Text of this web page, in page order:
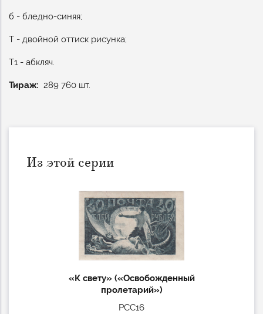
б - бледно-синяя;
Т - двойной оттиск рисунка;
Т1 - абкляч.
Тираж 289 760 шт.
Из этой серии
«К свету» («Освобожденный
пролетарий»)
РСС16